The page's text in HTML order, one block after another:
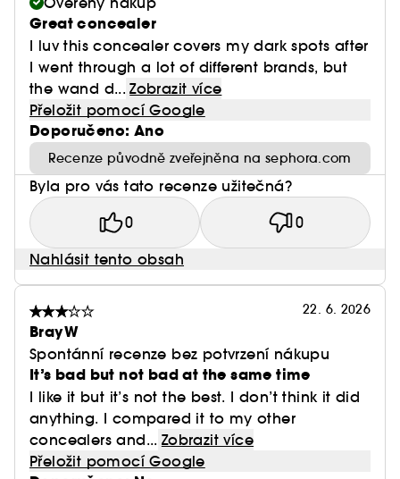
Great concealer
I luv this concealer covers my dark spots after
I went through a lot of different brands, but
the wand d... Zobrazit více
Přeložit pomocí Google
Doporučeno: Ano
Recenze původně zveřejněna na sephora.com
Byla pro vás tato recenze užitečná?
0 0
Nahlásit tento obsah
22. 6. 2026
BrayW
Spontánní recenze bez potvrzení nákupu
It’s bad but not bad at the same time
I like it but it’s not the best. I don’t think it did
anything. I compared it to my other
concealers and... Zobrazit více
Přeložit pomocí Google